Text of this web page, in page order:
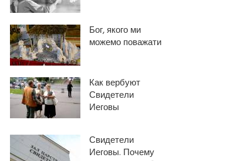
Бог, якого ми
можемо поважати
Как вербуют
Свидетели
Иеговы
Свидетели
Иеговы. Почему